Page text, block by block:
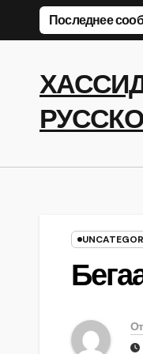
Перейти
Последнее
ХАСИДСКИЕ
От